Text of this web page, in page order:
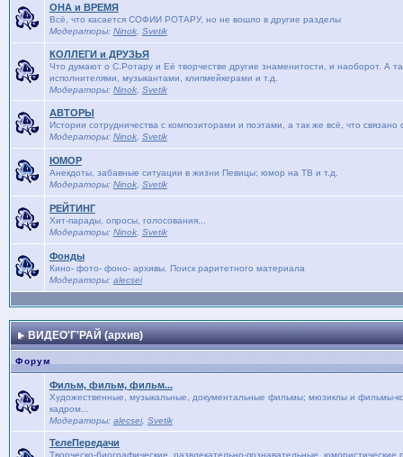
ОНА и ВРЕМЯ
Bсё, что касается СОФИИ РОТАРУ, но не вошло в другие разделы
Модераторы: Ninok, Svetik
КОЛЛЕГИ и ДРУЗЬЯ
Что думают о С.Ротару и Её творчестве другие знаменитости, и наоборот. А
исполнителями, музыкантами, клипмейкерами и т.д.
Модераторы: Ninok, Svetik
АВТОРЫ
Истории сотрудничества с композиторами и поэтами, а так же всё, что связано
Модераторы: Ninok, Svetik
ЮМОР
Анекдоты, забавные ситуации в жизни Певицы; юмор на ТВ и т.д.
Модераторы: Ninok, Svetik
РЕЙТИНГ
Хит-парады, опросы, голосования...
Модераторы: Ninok, Svetik
Фонды
Кино- фото- фоно- архивы. Поиск раритетного материала
Модераторы: alecsei
ВИДЕО'Г'РАЙ (архив)
Форум
Фильм, фильм, фильм...
Художественные, музыкальные, документальные фильмы; мюзиклы и фильмы-
кадром...
Модераторы: alecsei, Svetik
ТелеПередачи
Творческо-биографические, развлекательно-познавательные,